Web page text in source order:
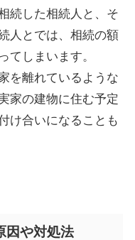
続した相続人と、そ
人とでは、相続の額
てしまいます。
を離れているような
家の建物に住む予定
け合いになることも
因や対処法